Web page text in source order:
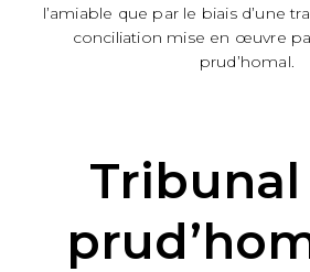
l’amiable que par le biais d’une
conciliation mise en œuvre
prud’homal.
Tribunal